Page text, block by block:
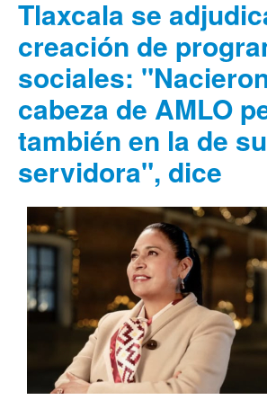
Tlaxcala se
creación de
sociales:
cabeza de AMLO
también en la de su
servidora", dice